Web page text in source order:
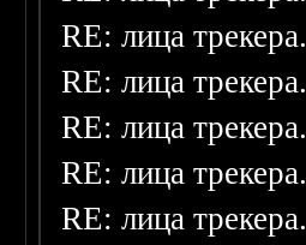
RE: лица трекера.
RE: лица трекера.
RE: лица трекера.
RE: лица трекера.
RE: лица трекера.